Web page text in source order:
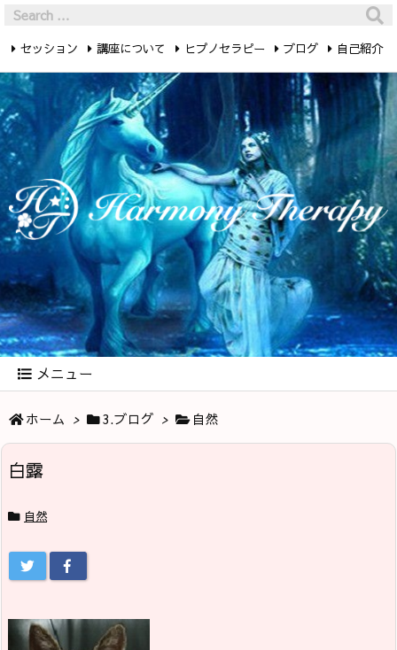
メニュー
セッション 講座について ヒプノセラピー ブログ 自己紹介
最新記事 お問い合わせ
ホーム > 3.ブログ > 自然
白露
自然